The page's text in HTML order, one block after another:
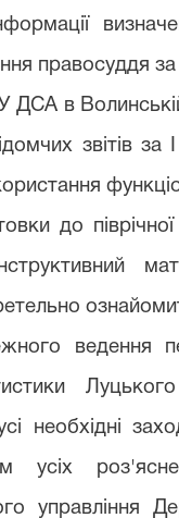
правосуддя за
ДСА в
звітів за
до
ведення
необхідні
усіх
управління